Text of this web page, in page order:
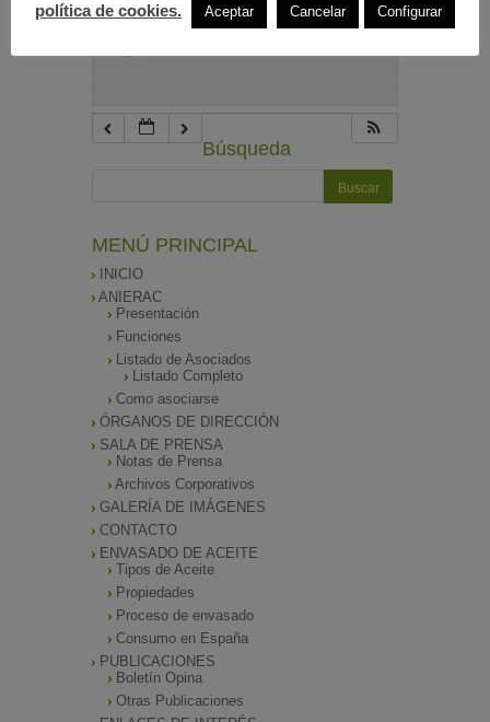
Búsqueda
MENÚ PRINCIPAL
INICIO
ANIERAC
Presentación
Funciones
Listado de Asociados
Listado Completo
Como asociarse
ÓRGANOS DE DIRECCIÓN
SALA DE PRENSA
Notas de Prensa
Archivos Corporativos
GALERÍA DE IMÁGENES
CONTACTO
ENVASADO DE ACEITE
Tipos de Aceite
Propiedades
Proceso de envasado
Consumo en España
PUBLICACIONES
Boletín Opina
Otras Publicaciones
política de cookies.
Aceptar Cancelar Configurar